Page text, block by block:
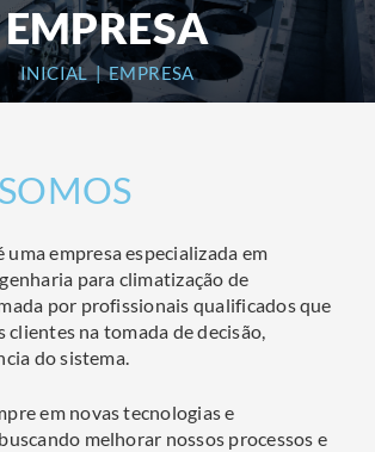
EMPRESA
INICIAL | EMPRESA
uma empresa especializada em
para climatização de
por profissionais qualificados que
clientes na tomada de decisão,
do sistema.
em novas tecnologias e
melhorar nossos processos e